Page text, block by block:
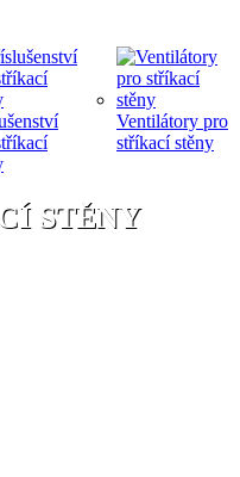
Ventilátory pro
stříkací stěny
STĚNY